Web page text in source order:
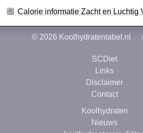
Calorie informatie Zacht en Luchtig
© 2026 Koolhydratentabel.nl
SCDiet
Links
Disclaimer
Contact
Koolhydraten
Nieuws